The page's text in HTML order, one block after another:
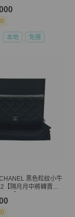
本地 免運
黑色粒紋小牛
【隔月月中將轉賣至